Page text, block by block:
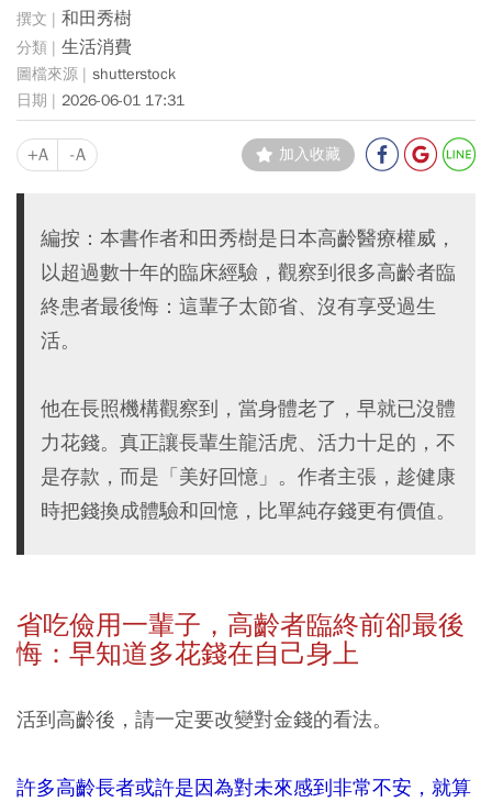
和田秀樹
生活消費
shutterstock
2026-06-01 17:31
+A -A 加入收藏
編按：本書作者和田秀樹是日本高齡醫療權威，
以超過數十年的臨床經驗，觀察到很多高齡者臨
終患者最後悔：這輩子太節省、沒有享受過生
活。
他在長照機構觀察到，當身體老了，早就已沒體
力花錢。真正讓長輩生龍活虎、活力十足的，不
是存款，而是「美好回憶」。作者主張，趁健康
時把錢換成體驗和回憶，比單純存錢更有價值。
省吃儉用一輩子，高齡者臨終前卻最後
悔：早知道多花錢在自己身上
活到高齡後，請一定要改變對金錢的看法。
許多高齡長者或許是因為對未來感到非常不安，就算